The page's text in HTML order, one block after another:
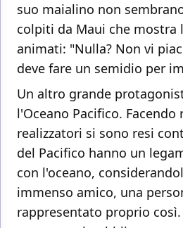
suo maialino non
colpiti da Maui che
animati: "Nulla? Non vi
deve fare un semidio per
Un altro grande
l'Oceano Pacifico. Facendo
realizzatori si sono resi
del Pacifico hanno un
con l'oceano,
immenso amico, una
rappresentato proprio